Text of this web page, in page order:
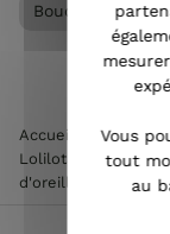
Boucles
Accueil
Lolilota & Lol
d'oreilles LOL
Vous
tout
au